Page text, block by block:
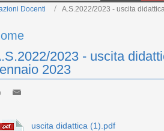
Docenti A.S.2022/2023 - uscita
2023 - uscita
2023
uscita didattica (1).pdf